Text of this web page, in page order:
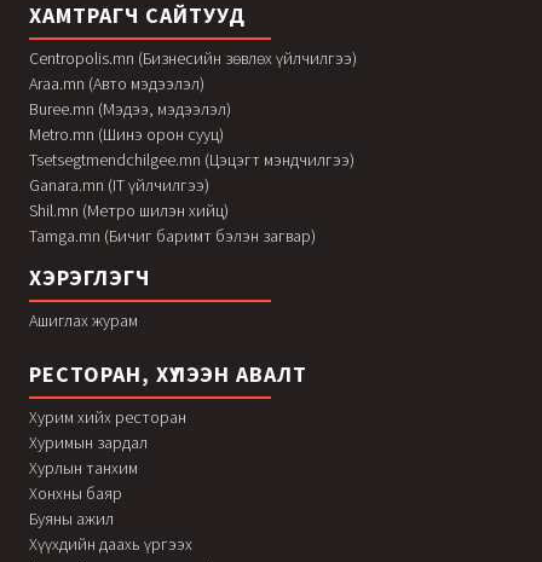
ХАМТРАГЧ САЙТУУД
Centropolis.mn (Бизнесийн зөвлөх үйлчилгээ)
Araa.mn (Авто мэдээлэл)
Buree.mn (Мэдээ, мэдээлэл)
Metro.mn (Шинэ орон сууц)
Tsetsegtmendchilgee.mn (Цэцэгт мэндчилгээ)
Ganara.mn (IT үйлчилгээ)
Shil.mn (Метро шилэн хийц)
Tamga.mn (Бичиг баримт бэлэн загвар)
ХЭРЭГЛЭГЧ
Ашиглах журам
РЕСТОРАН, ХҮЛЭЭН АВАЛТ
Хурим хийх ресторан
Хуримын зардал
Хурлын танхим
Хонхны баяр
Буяны ажил
Хүүхдийн даахь үргээх